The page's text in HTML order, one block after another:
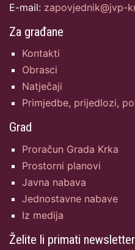
E-mail: zapovjednik@jvp-
Za građane
Kontakti
Obrasci
Natječaji
Primjedbe, prijedlozi,
Grad
Proračun Grada Krka
Prostorni planovi
Javna nabava
Jednostavne nabave
Iz medija
Želite li primati